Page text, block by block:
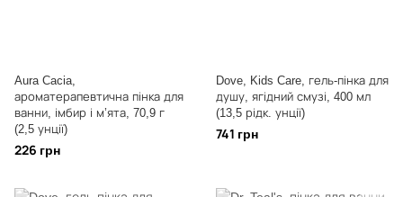
Aura Cacia,
ароматерапевтична пінка для
ванни, імбир і м’ята, 70,9 г
(2,5 унції)
226 грн
Dove, Kids Care, гель-пінка для
душу, ягідний смузі, 400 мл
(13,5 рідк. унції)
741 грн